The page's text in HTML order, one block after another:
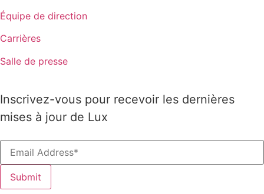
Équipe de direction
Carrières
Salle de presse
Inscrivez-vous pour recevoir les dernières
mises à jour de Lux